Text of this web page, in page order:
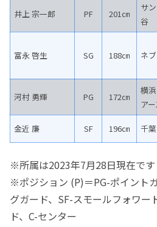
井上 宗一郎 PF 201㎝
サ
谷
富永 啓生 SG 188㎝ ネ
河村 勇輝 PG 172㎝
横
ア
金近 廉 SF 196㎝ 千
※所属は2023年7月28日現在です
※ポジション (P)＝PG-ポイント
グガード、SF-スモールフォワー
ド、C-センター